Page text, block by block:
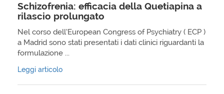
Schizofrenia: efficacia della Quetiapina a
rilascio prolungato
Nel corso dell’European Congress of Psychiatry ( ECP )
a Madrid sono stati presentati i dati clinici riguardanti la
formulazione ...
Leggi articolo